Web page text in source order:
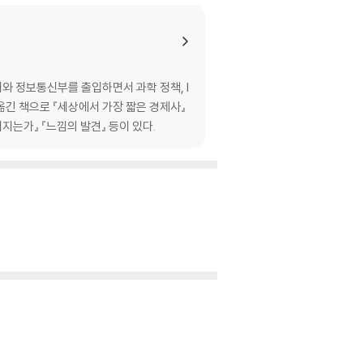
양이는 가리키기의 의미를 알까 | 천천히
| 집고양이의 스트레스 줄이기 노하우 |
정보통신부를 출입하면서 과학 정책, I
책으로 『세상에서 가장 짧은 경제사』
는가』 『느낌의 발견』 등이 있다.